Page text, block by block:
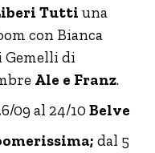
Tutti una
con Bianca
Gemelli di
Ale e Franz.
09 al 24/10 Belve
dal 5